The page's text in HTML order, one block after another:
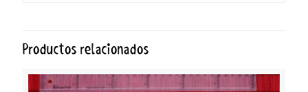
Productos relacionados